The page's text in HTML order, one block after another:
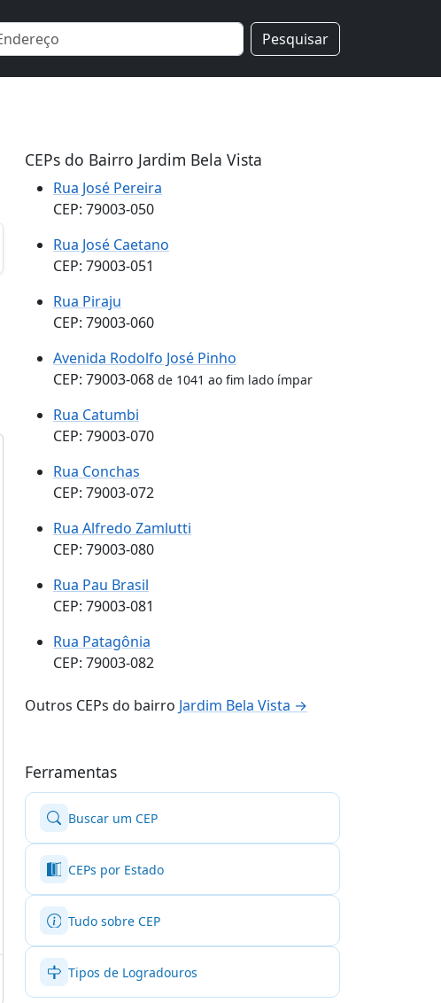
Pesquisar
CEPs do Bairro Jardim Bela Vista
Rua José Pereira
CEP: 79003-050
Rua José Caetano
CEP: 79003-051
Rua Piraju
CEP: 79003-060
Avenida Rodolfo José Pinho
CEP: 79003-068 de 1041 ao fim lado ímpar
Rua Catumbi
CEP: 79003-070
Rua Conchas
CEP: 79003-072
Rua Alfredo Zamlutti
CEP: 79003-080
Rua Pau Brasil
CEP: 79003-081
Rua Patagônia
CEP: 79003-082
Outros CEPs do bairro Jardim Bela Vista →
Ferramentas
Buscar um CEP
CEPs por Estado
Tudo sobre CEP
Tipos de Logradouros